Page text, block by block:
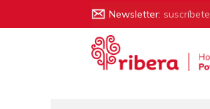
Newsletter: suscríbete